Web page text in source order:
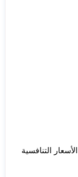
التنافسية